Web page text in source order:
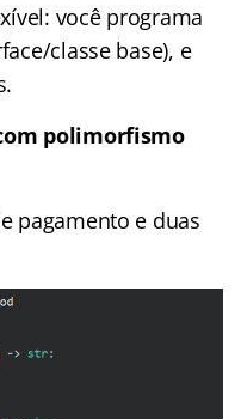
você programa
classe base), e
polimorfismo
pagamento e duas